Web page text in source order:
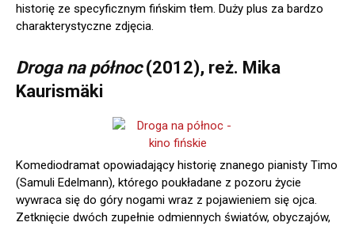
historię ze specyficznym fińskim tłem. Duży plus za bardzo
charakterystyczne zdjęcia.
Droga na północ(2012), reż. Mika
Kaurismäki
Komediodramat opowiadający historię znanego pianisty Timo
(Samuli Edelmann), którego poukładane z pozoru życie
wywraca się do góry nogami wraz z pojawieniem się ojca.
Zetknięcie dwóch zupełnie odmiennych światów, obyczajów,